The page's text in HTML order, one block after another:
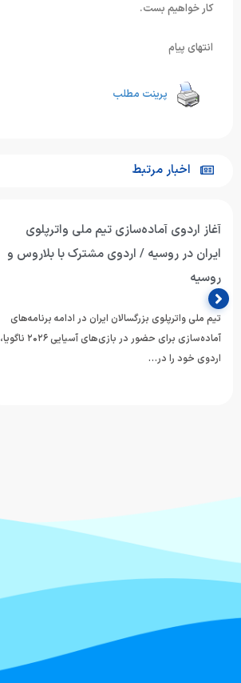
کار خواهیم بست.
انتهای پیام
پرینت مطلب
اخبار مرتبط
آغاز اردوی آماده‌سازی تیم ملی واترپلوی
ایران در روسیه / اردوی مشترک با بلاروس و
روسیه
تیم ملی واترپلوی بزرگسالان ایران در ادامه برنامه‌های
آماده‌سازی برای حضور در بازی‌های آسیایی ۲۰۲۶ ناگویا،
اردوی خود را در…